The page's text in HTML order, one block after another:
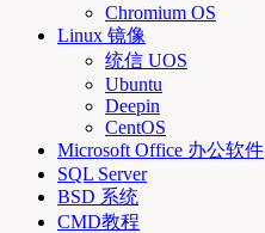
Chromium OS
Linux 镜像
统信 UOS
Ubuntu
Deepin
CentOS
Microsoft Office 办公软件
SQL Server
BSD 系统
CMD教程